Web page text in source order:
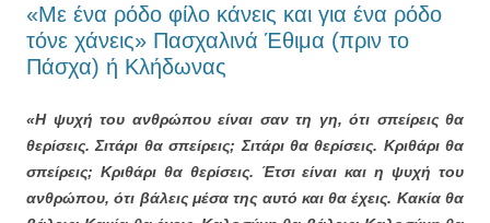
«Με ένα ρόδο φίλο κάνεις και για ένα ρόδο
τόνε χάνεις» Πασχαλινά Έθιμα (πριν το
Πάσχα) ή Κλήδωνας
«Η ψυχή του ανθρώπου είναι σαν τη γη, ότι σπείρεις θα
θερίσεις. Σιτάρι θα σπείρεις; Σιτάρι θα θερίσεις. Κριθάρι θα
σπείρεις; Κριθάρι θα θερίσεις. Έτσι είναι και η ψυχή του
ανθρώπου, ότι βάλεις μέσα της αυτό και θα έχεις. Κακία θα